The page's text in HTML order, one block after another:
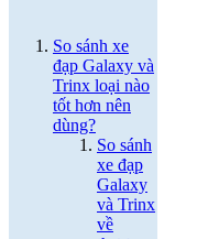
So sánh xe
đạp Galaxy và
Trinx loại nào
tốt hơn nên
dùng?
So sánh
xe đạp
Galaxy
và Trinx
về